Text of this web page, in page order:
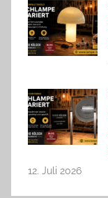
12. Juli 2026